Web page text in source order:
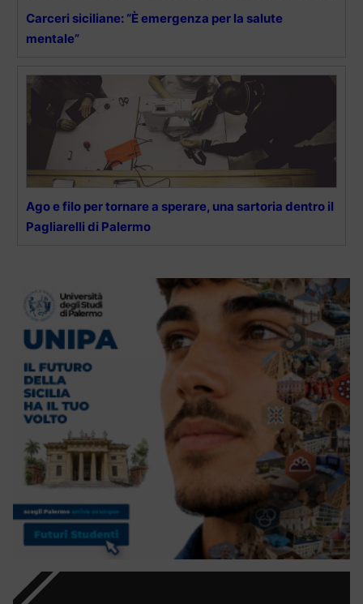
Carceri siciliane: “È emergenza per la salute
mentale”
Ago e filo per tornare a sperare, una sartoria dentro il
Pagliarelli di Palermo